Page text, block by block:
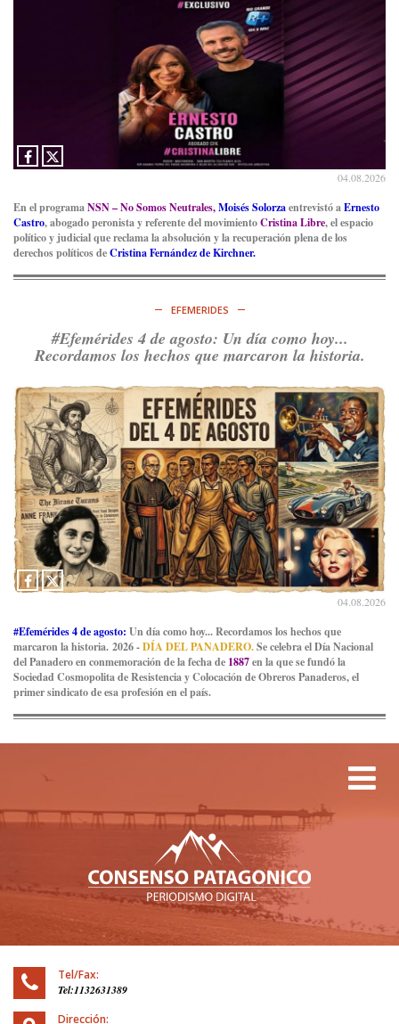
04.08.2026
En el programaNSN – No Somos Neutrales,Moisés Solorzaentrevistó aErnesto
Castro, abogado peronista y referente del movimientoCristina Libre, el espacio
político y judicial que reclama la absolución y la recuperación plena de los
derechos políticos deCristina Fernández de Kirchner.
EFEMERIDES
#Efemérides 4 de agosto: Un día como hoy...
Recordamos los hechos que marcaron la historia.
04.08.2026
#Efemérides 4 de agosto: Un día como hoy... Recordamos los hechos que
marcaron la historia. 2026 -DÍA DEL PANADERO.Se celebra el Día Nacional
del Panadero en conmemoración de la fecha de 1887en la que se fundó la
Sociedad Cosmopolita de Resistencia y Colocación de Obreros Panaderos, el
primer sindicato de esa profesión en el país.
Tel/Fax:
Tel:1132631389
Dirección: